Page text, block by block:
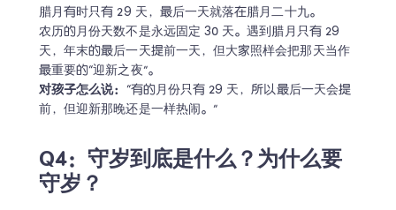
腊月有时只有 29 天，最后一天就落在腊月二十九。
农历的月份天数不是永远固定 30 天。遇到腊月只有 29
天，年末的最后一天提前一天，但大家照样会把那天当作
对孩子怎么说： “有的月份只有 29 天，所以最后一天会提
前，但迎新那晚还是一样热闹。”
Q4：守岁到底是什么？为什么要
守岁？